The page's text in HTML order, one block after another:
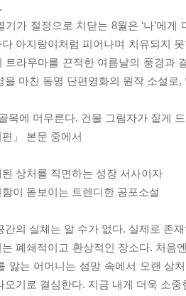
기가 절정으로 치닫는 8월은 ‘나’에
아지랑이처럼 피어나며 치유되지
트라우마를 끈적한 여름날의 풍경과
을 마친 동명 단편영화의 원작 소설
목에 머무른다. 건물 그림자가 짙게
」 본문 중에서
상처를 직면하는 성장 서사이자
이 돋보이는 트렌디한 공포소설
간의 실체는 알 수가 없다. 실제로 존
폐쇄적이고 환상적인 장소다. 처음
앓는 어머니는 섬망 속에서 오랜 상
오기로 결심한다. 지금 내게 더욱 소중